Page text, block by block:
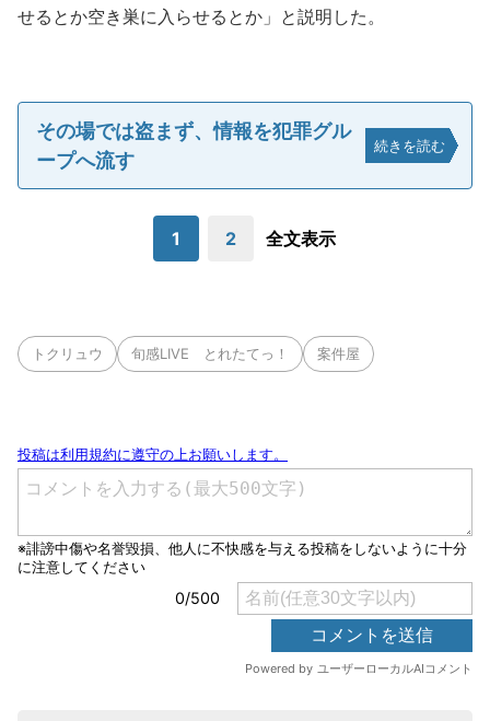
せるとか空き巣に入らせるとか」と説明した。
その場では盗まず、情報を犯罪グル
ープへ流す
続きを読む
1 2 全文表示
トクリュウ 旬感LIVE とれたてっ！ 案件屋